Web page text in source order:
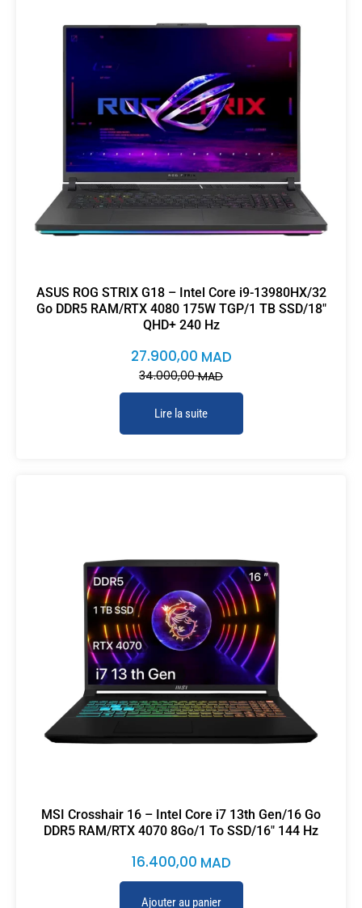
ASUS ROG STRIX G18 – Intel Core i9-13980HX/32
Go DDR5 RAM/RTX 4080 175W TGP/1 TB SSD/18″
QHD+ 240 Hz
34.000,00MAD
27.900,00 MAD
Lire la suite
MSI Crosshair 16 – Intel Core i7 13th Gen/16 Go
DDR5 RAM/RTX 4070 8Go/1 To SSD/16″ 144 Hz
16.400,00 MAD
Ajouter au panier